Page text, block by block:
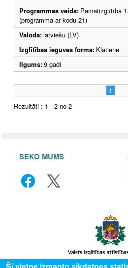
Programmas veids: Pamatizglītība
(programma ar kodu 21)
Valoda:latviešu (LV)
Izglītības ieguves forma: Klātiene
Ilgums:9 gadi
1
Rezultāti : 1 - 2 no 2
SEKO MUMS